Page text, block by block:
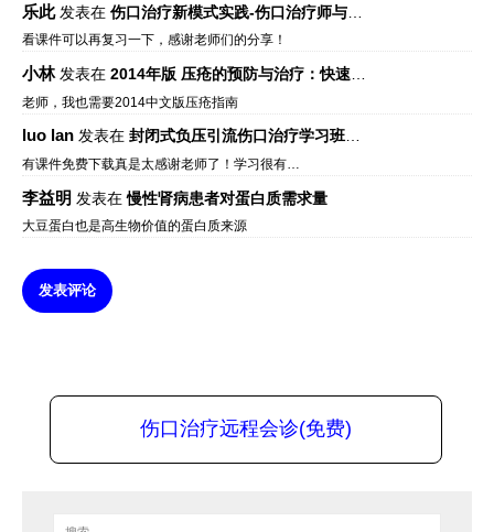
乐此发表在 伤口治疗新模式实践-伤口治疗师与伤口专科
看课件可以再复习一下，感谢老师们的分享！
小林发表在 2014年版 压疮的预防与治疗：快速参考指南 – 中文版、英文版、芬兰语版、葡萄牙语版
老师，我也需要2014中文版压疮指南
luo lan 发表在 封闭式负压引流伤口治疗学习班课件资料免费下载
有课件免费下载真是太感谢老师了！学习很有…
李益明 发表在慢性肾病患者对蛋白质需求量
大豆蛋白也是高生物价值的蛋白质来源
发表评论
伤口治疗远程会诊(免费)